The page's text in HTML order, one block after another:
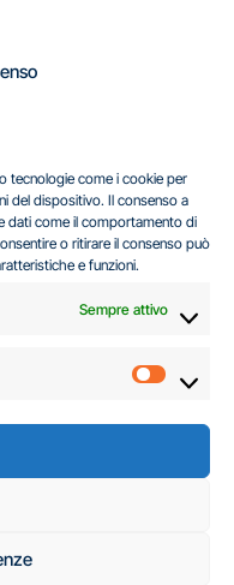
tecnologie come i cookie per
del dispositivo. Il consenso a
dati come il comportamento di
o ritirare il consenso può
e funzioni.
Sempre attivo
i diritti riservati
Italus